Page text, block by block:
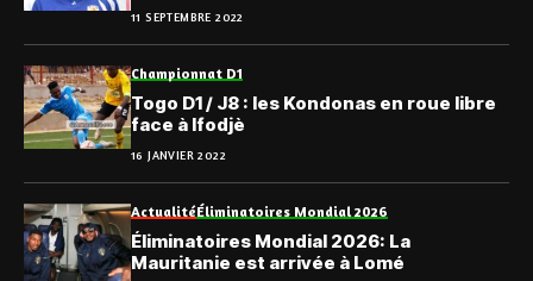
11 SEPTEMBRE 2022
Championnat D1
Togo D1 / J8 : les Kondonas en roue libre
face à Ifodjè
16 JANVIER 2022
ActualitéÉliminatoires Mondial 2026
Éliminatoires Mondial 2026: La
Mauritanie est arrivée à Lomé